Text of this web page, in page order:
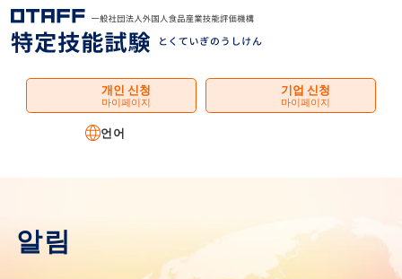
개인 신청
마이페이지
기업 신청
마이페이지
언어
알림